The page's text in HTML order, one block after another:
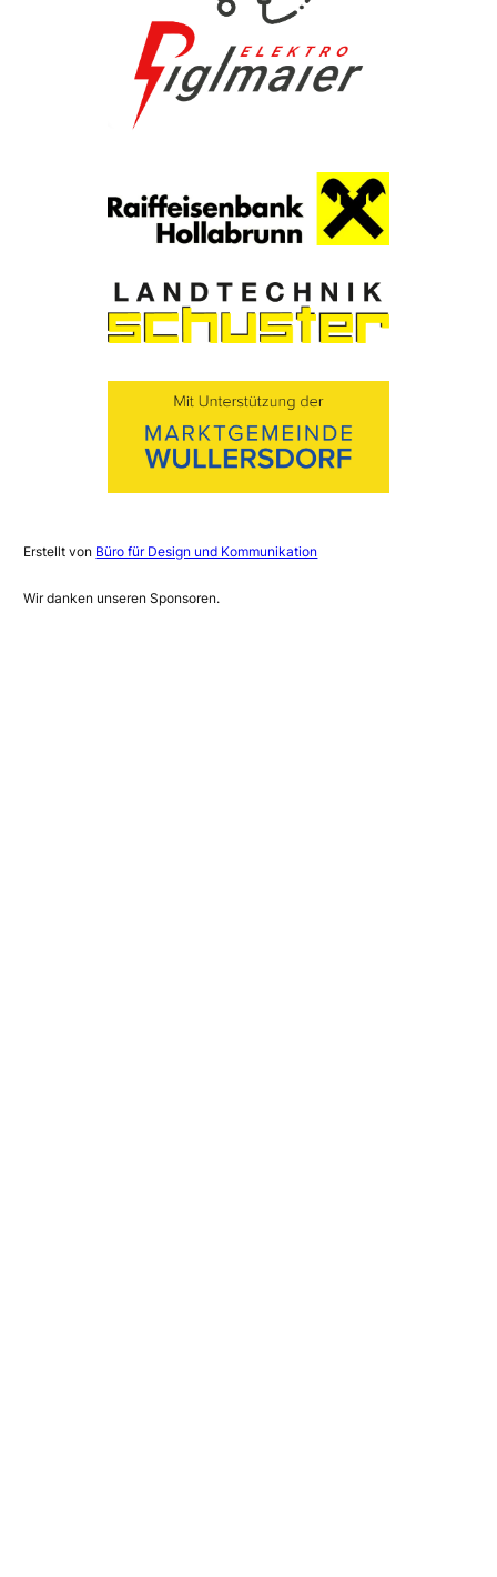
Erstellt von Büro für Design und Kommunikation
Wir danken unseren Sponsoren.